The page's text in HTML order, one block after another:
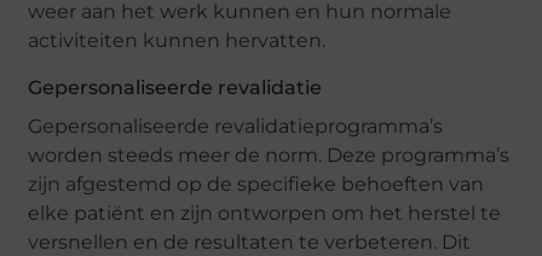
weer aan het werk kunnen en hun normale
activiteiten kunnen hervatten.
Gepersonaliseerde revalidatie
Gepersonaliseerde revalidatieprogramma’s
worden steeds meer de norm. Deze programma’s
zijn afgestemd op de specifieke behoeften van
elke patiënt en zijn ontworpen om het herstel te
versnellen en de resultaten te verbeteren. Dit